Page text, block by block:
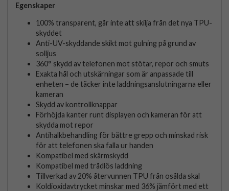
Egenskaper
100% transparent, går inte att skilja från det nya TPU-
skyddet
Anti-UV-skyddande skikt mot gulning på grund av
solljus
360° skydd av telefonen mot stötar, repor och smuts
Exakta hål och utskärningar som är anpassade till
enheten – de täcker inte laddningsanslutningarna eller
kameran
Skydd av kontrollknappar
Förhöjda kanter runt displayen och kameran för att
skydda mot repor
Antihalkbehandling för bättre grepp och minskad risk
för att telefonen ska falla ur handen
Kompatibel med skärmskydd
Kompatibel med trådlös laddning
Tillverkad av 20% återvunnen TPU från osålda skal
Koldioxidavtrycket minskar med 36% jämfört med ett